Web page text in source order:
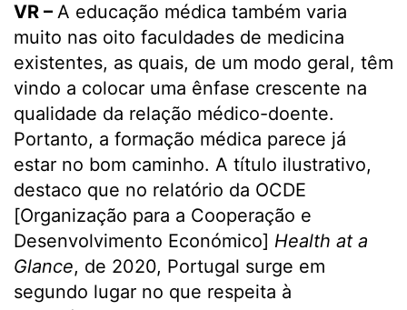
VR – A educação médica também varia
muito nas oito faculdades de medicina
existentes, as quais, de um modo geral, têm
vindo a colocar uma ênfase crescente na
qualidade da relação médico-doente.
Portanto, a formação médica parece já
estar no bom caminho. A título ilustrativo,
destaco que no relatório da OCDE
[Organização para a Cooperação e
Desenvolvimento Económico] Health at a
Glance, de 2020, Portugal surge em
segundo lugar no que respeita à